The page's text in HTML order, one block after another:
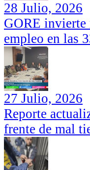
28 Julio, 2026
GORE invierte
empleo en las
27 Julio, 2026
Reporte
frente de mal